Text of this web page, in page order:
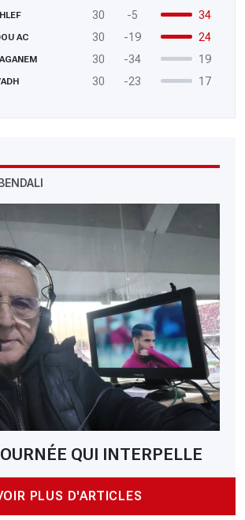
30 -5
34
AC 30 -19
24
30 -34
19
30 -23 17
QUI INTERPELLE
PLUS D'ARTICLES